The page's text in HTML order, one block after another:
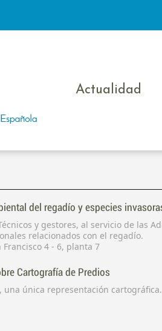
Actualidad
del regadío y especies
y gestores, al servicio de las
relacionados con el regadío.
Francisco 4 - 6, planta 7
Cartografía de Predios
una única representación cartográfica.